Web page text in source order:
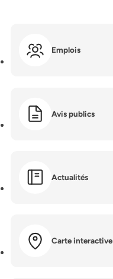
Emplois
Avis publics
Actualités
Carte interactive